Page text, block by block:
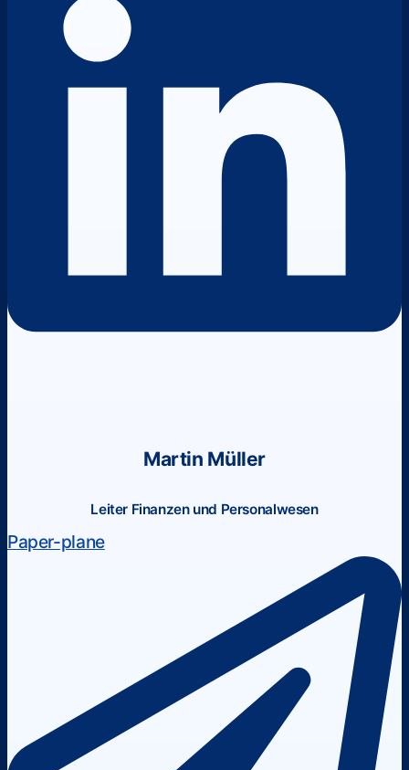
Martin Müller
Leiter Finanzen und Personalwesen
Paper-plane